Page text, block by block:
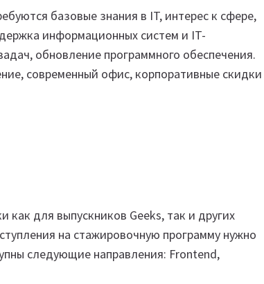
базовые знания в IT, интерес к сфере,
информационных систем и IT-
обновление программного обеспечения.
современный офис, корпоративные скидки
как для выпускников Geeks, так и других
на стажировочную программу нужно
следующие направления: Frontend,